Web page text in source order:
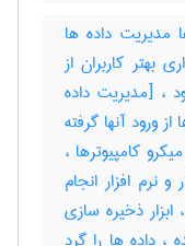
مدیریت داده ها
بهتر کاربران از
، [مدیریت داده
ورود آنها گرفته
کامپیوترها ،
نرم افزار انجام
ذخیره سازی